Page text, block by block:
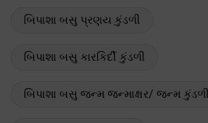
બિપાશા બસુ પ્રણય કુંડળી
બિપાશા બસુ કારકિર્દી કુંડળી
બિપાશા બસુ જન્મ જન્માક્ષર/ જન્મ